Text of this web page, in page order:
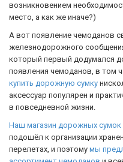
возникновением
место, а как же иначе?)
А вот появление чемоданов
железнодорожного
который первый додумался
появления чемоданов, в том
купить дорожную сумку
аксессуар популярен и
в повседневной жизни.
Наш магазин дорожных сумок
подошёл к организации
перелетах, и поэтому мы